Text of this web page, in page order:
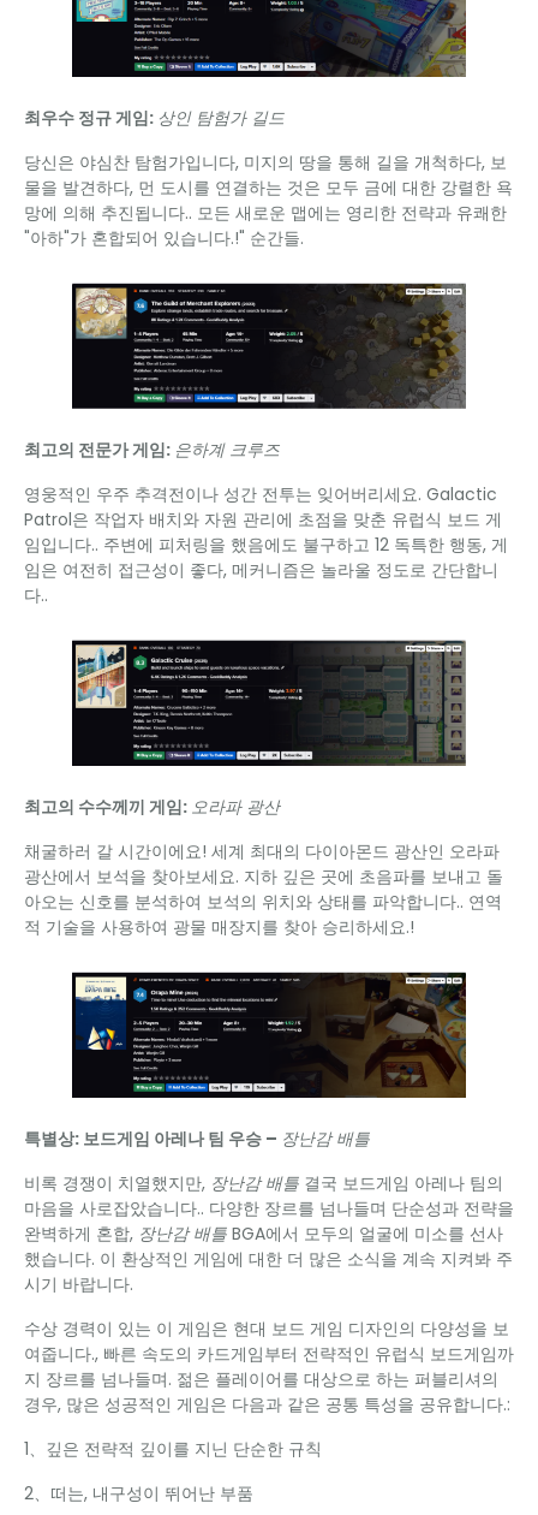
최우수 정규 게임: 상인 탐험가 길드
당신은 야심찬 탐험가입니다, 미지의 땅을 통해 길을 개척하다, 보
물을 발견하다, 먼 도시를 연결하는 것은 모두 금에 대한 강렬한 욕
망에 의해 추진됩니다.. 모든 새로운 맵에는 영리한 전략과 유쾌한
"아하"가 혼합되어 있습니다.!" 순간들.
최고의 전문가 게임: 은하계 크루즈
영웅적인 우주 추격전이나 성간 전투는 잊어버리세요. Galactic
Patrol은 작업자 배치와 자원 관리에 초점을 맞춘 유럽식 보드 게
임입니다.. 주변에 피처링을 했음에도 불구하고 12 독특한 행동, 게
임은 여전히 ​​접근성이 좋다, 메커니즘은 놀라울 정도로 간단합니
다..
최고의 수수께끼 게임: 오라파 광산
채굴하러 갈 시간이에요! 세계 최대의 다이아몬드 광산인 오라파
광산에서 보석을 찾아보세요. 지하 깊은 곳에 초음파를 보내고 돌
아오는 신호를 분석하여 보석의 위치와 상태를 파악합니다.. 연역
적 기술을 사용하여 광물 매장지를 찾아 승리하세요.!
특별상: 보드게임 아레나 팀 우승 – 장난감 배틀
비록 경쟁이 치열했지만, 장난감 배틀 결국 보드게임 아레나 팀의
마음을 사로잡았습니다.. 다양한 장르를 넘나들며 단순성과 전략을
완벽하게 혼합, 장난감 배틀 BGA에서 모두의 얼굴에 미소를 선사
했습니다. 이 환상적인 게임에 대한 더 많은 소식을 계속 지켜봐 주
시기 바랍니다.
수상 경력이 있는 이 게임은 현대 보드 게임 디자인의 다양성을 보
여줍니다., 빠른 속도의 카드게임부터 전략적인 유럽식 보드게임까
지 장르를 넘나들며. 젊은 플레이어를 대상으로 하는 퍼블리셔의
경우, 많은 성공적인 게임은 다음과 같은 공통 특성을 공유합니다.:
1、깊은 전략적 깊이를 지닌 단순한 규칙
2、떠는, 내구성이 뛰어난 부품